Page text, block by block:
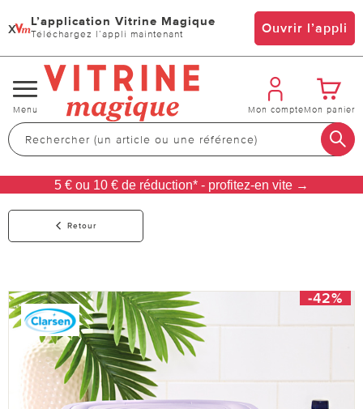
x L’application Vitrine Magique
Téléchargez l’appli maintenant Ouvrir l’appli
Changer
de
navigation
Menu Mon compteMon panier
5 € ou 10 € de réduction* - profitez-en vite →
Retour
-42%